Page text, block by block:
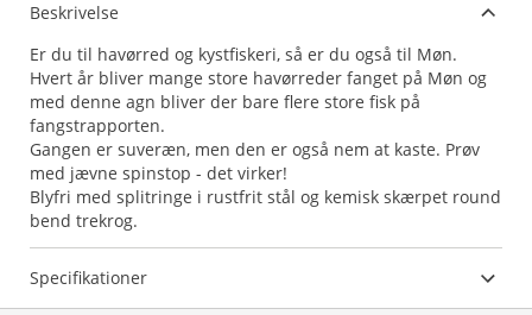
Beskrivelse
Er du til havørred og kystfiskeri, så er du også til Møn.
Hvert år bliver mange store havørreder fanget på Møn og
med denne agn bliver der bare flere store fisk på
fangstrapporten.
Gangen er suveræn, men den er også nem at kaste. Prøv
med jævne spinstop - det virker!
Blyfri med splitringe i rustfrit stål og kemisk skærpet round
bend trekrog.
Specifikationer